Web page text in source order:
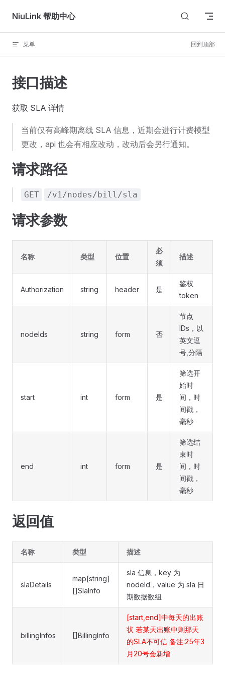
Skip to content
NiuLink 帮助中心
菜单 回到顶部
接口描述
获取 SLA 详情
当前仅有高峰期离线 SLA 信息，近期会进行计费模型
更改，api 也会有相应改动，改动后会另行通知。
请求路径
GET /v1/nodes/bill/sla
请求参数
名称 类型 位置
必
须
描述
Authorization string header 是
鉴权
token
nodeIds string form 否
节点
IDs，以
英文逗
号,分隔
start int form 是
筛选开
始时
间，时
间戳，
毫秒
end int form 是
筛选结
束时
间，时
间戳，
毫秒
返回值
名称 类型 描述
slaDetails
map[string]
[]SlaInfo
sla 信息，key 为
nodeId，value 为 sla 日
期数据数组
billingInfos []BillingInfo
[start,end]中每天的出账
状 若某天出账中则那天
的SLA不可信 备注:25年3
月20号会新增